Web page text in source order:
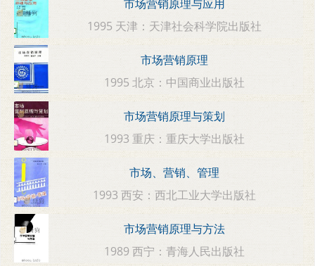
市场营销原理与应用
1995 天津：天津社会科学院出版社
市场营销原理
1995 北京：中国商业出版社
市场营销原理与策划
1993 重庆：重庆大学出版社
市场、营销、管理
1993 西安：西北工业大学出版社
市场营销原理与方法
1989 西宁：青海人民出版社